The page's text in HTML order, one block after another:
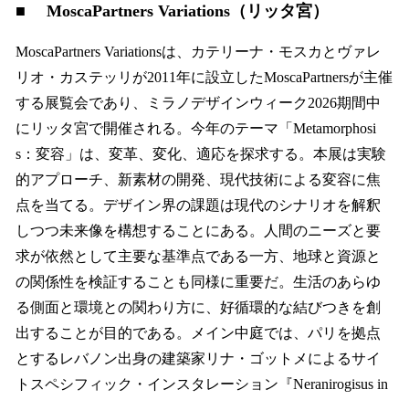
■ MoscaPartners Variations（リッタ宮）
MoscaPartners Variationsは、カテリーナ・モスカとヴァレ
リオ・カステッリが2011年に設立したMoscaPartnersが主催
する展覧会であり、ミラノデザインウィーク2026期間中
にリッタ宮で開催される。今年のテーマ「Metamorphosi
s：変容」は、変革、変化、適応を探求する。本展は実験
的アプローチ、新素材の開発、現代技術による変容に焦
点を当てる。デザイン界の課題は現代のシナリオを解釈
しつつ未来像を構想することにある。人間のニーズと要
求が依然として主要な基準点である一方、地球と資源と
の関係性を検証することも同様に重要だ。生活のあらゆ
る側面と環境との関わり方に、好循環的な結びつきを創
出することが目的である。メイン中庭では、パリを拠点
とするレバノン出身の建築家リナ・ゴットメによるサイ
トスペシフィック・インスタレーション『Neranirogisus in